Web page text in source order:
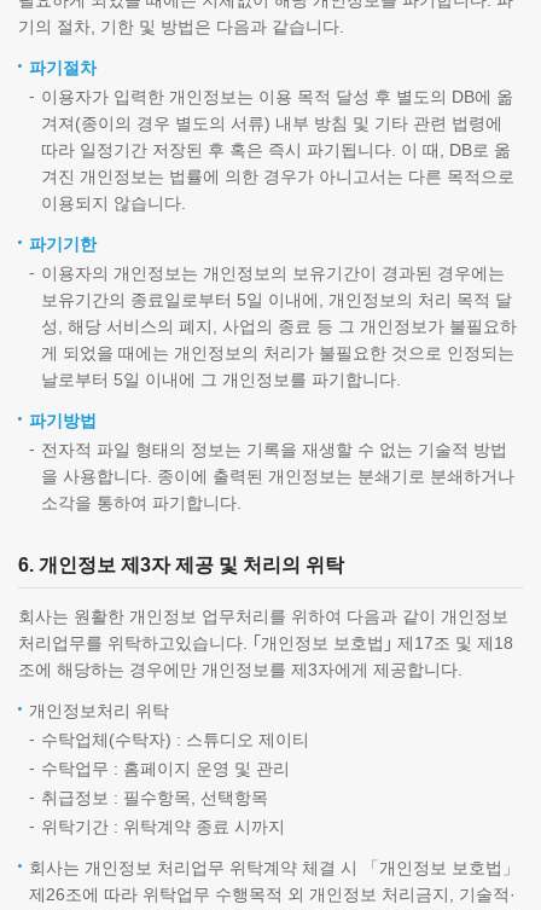
기의 절차, 기한 및 방법은 다음과 같습니다.
파기절차
이용자가 입력한 개인정보는 이용 목적 달성 후 별도의 DB에 옮
겨져(종이의 경우 별도의 서류) 내부 방침 및 기타 관련 법령에
따라 일정기간 저장된 후 혹은 즉시 파기됩니다. 이 때, DB로 옮
겨진 개인정보는 법률에 의한 경우가 아니고서는 다른 목적으로
이용되지 않습니다.
파기기한
이용자의 개인정보는 개인정보의 보유기간이 경과된 경우에는
보유기간의 종료일로부터 5일 이내에, 개인정보의 처리 목적 달
성, 해당 서비스의 폐지, 사업의 종료 등 그 개인정보가 불필요하
게 되었을 때에는 개인정보의 처리가 불필요한 것으로 인정되는
날로부터 5일 이내에 그 개인정보를 파기합니다.
파기방법
전자적 파일 형태의 정보는 기록을 재생할 수 없는 기술적 방법
을 사용합니다. 종이에 출력된 개인정보는 분쇄기로 분쇄하거나
소각을 통하여 파기합니다.
6. 개인정보 제3자 제공 및 처리의 위탁
회사는 원활한 개인정보 업무처리를 위하여 다음과 같이 개인정보
처리업무를 위탁하고있습니다. ｢개인정보 보호법｣ 제17조 및 제18
조에 해당하는 경우에만 개인정보를 제3자에게 제공합니다.
개인정보처리 위탁
수탁업체(수탁자) : 스튜디오 제이티
수탁업무 : 홈페이지 운영 및 관리
취급정보 : 필수항목, 선택항목
위탁기간 : 위탁계약 종료 시까지
회사는 개인정보 처리업무 위탁계약 체결 시 「개인정보 보호법」
제26조에 따라 위탁업무 수행목적 외 개인정보 처리금지, 기술적·